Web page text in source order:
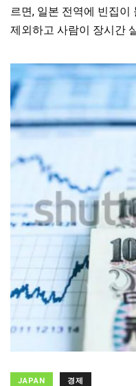
르면, 일본 전역에 빈집
제외하고 사람이 장시간
JAPAN 경제